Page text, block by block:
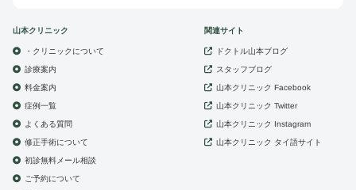
山本クリニック
・クリニックについて
診療案内
料金案内
症例一覧
よくある質問
修正手術について
初診無料メール相談
ご予約について
関連サイト
ドクトル山本ブログ
スタッフブログ
山本クリニック Facebook
山本クリニック Twitter
山本クリニック Instagram
山本クリニック タイ語サイト